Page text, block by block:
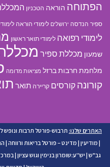
הפתוחה הוראה הטכניון
ספיר הנדסה ירושלים לימודי הוראה
לימודי רפואה לימודי תואר ראשון
שמעון מכללת ספיר
מלחמת חרבות ברזל מציאות מדומה
קורונה קורסים קריירה תואר
האתרים שלנו: תרבוש-פורטל תרבות ונופש
| מודיעין | מדינט – פורטל בריאות ורווחה |
גב"ש | יש''ע:שומרון בנימין וגוש עציון |